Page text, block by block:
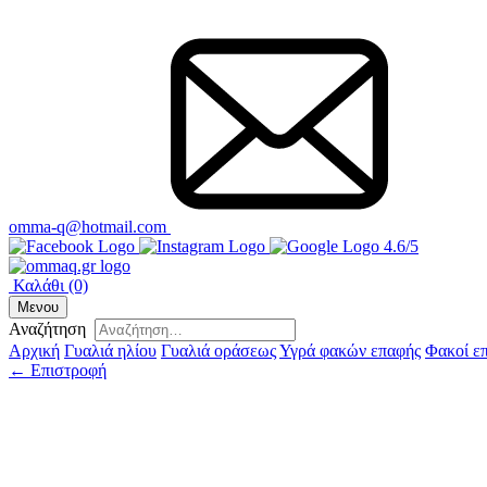
omma-q@hotmail.com
4.6/5
Καλάθι (0)
Μενου
Αναζήτηση
Αρχική Γυαλιά ηλίου Γυαλιά οράσεωςΥγρά φακών επαφής Φακοί
← Επιστροφή